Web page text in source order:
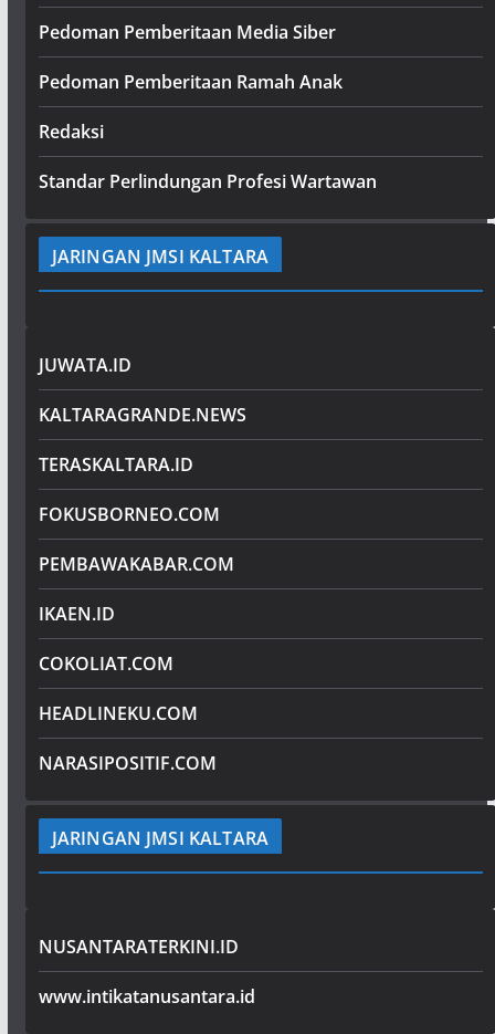
Pedoman Pemberitaan Media Siber
Pedoman Pemberitaan Ramah Anak
Redaksi
Standar Perlindungan Profesi Wartawan
JARINGAN JMSI KALTARA
JUWATA.ID
KALTARAGRANDE.NEWS
TERASKALTARA.ID
FOKUSBORNEO.COM
PEMBAWAKABAR.COM
IKAEN.ID
COKOLIAT.COM
HEADLINEKU.COM
NARASIPOSITIF.COM
JARINGAN JMSI KALTARA
NUSANTARATERKINI.ID
www.intikatanusantara.id